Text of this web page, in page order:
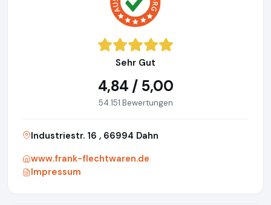
Sehr Gut
4,84 / 5,00
54.151 Bewertungen
Industriestr. 16 , 66994 Dahn
www.frank-flechtwaren.de
Impressum